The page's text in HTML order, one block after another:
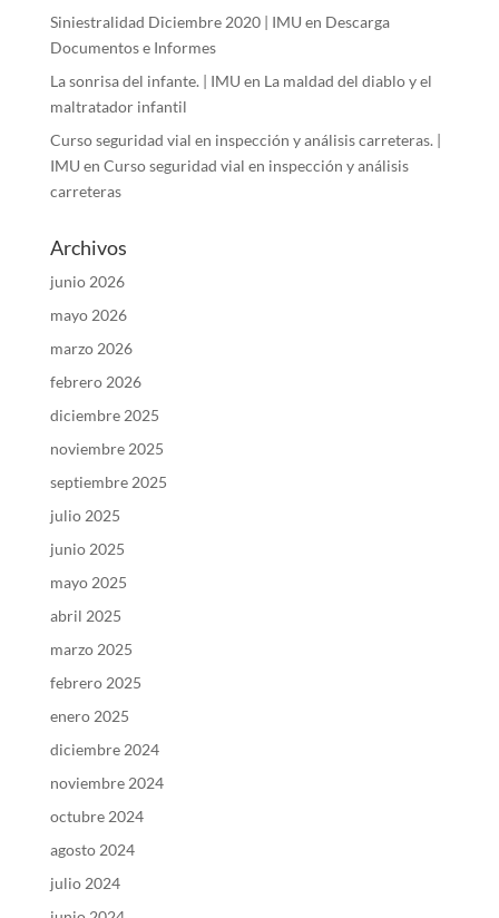
Siniestralidad Diciembre 2020 | IMU en Descarga
Documentos e Informes
La sonrisa del infante. | IMU en La maldad del diablo y el
maltratador infantil
Curso seguridad vial en inspección y análisis carreteras. |
IMU en Curso seguridad vial en inspección y análisis
carreteras
Archivos
junio 2026
mayo 2026
marzo 2026
febrero 2026
diciembre 2025
noviembre 2025
septiembre 2025
julio 2025
junio 2025
mayo 2025
abril 2025
marzo 2025
febrero 2025
enero 2025
diciembre 2024
noviembre 2024
octubre 2024
agosto 2024
julio 2024